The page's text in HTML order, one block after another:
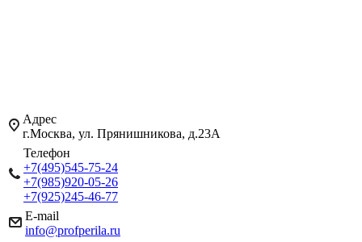
Адрес
г.Москва, ул. Прянишникова, д.23А
Телефон
+7(495)545-75-24
+7(985)920-05-26
+7(925)245-46-77
E-mail
info@profperila.ru